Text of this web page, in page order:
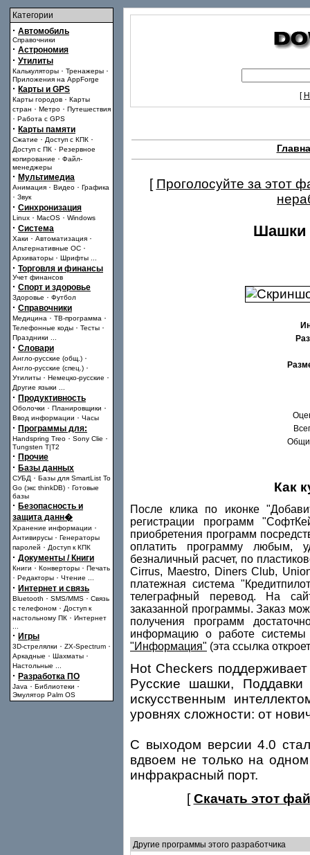
Категории
· Автомобиль
Справочники
· Астрономия
· Утилиты
Калькуляторы · Тренажеры ·
Приложения на AppForge
· Карты и GPS
Карты городов · Карты
стран · Метро · Путешествия
· Работа с GPS
· Карты памяти
Сжатие · Доступ с КПК ·
Доступ с ПК · Резервное
копирование · Файл-
менеджеры
· Мультимедиа
Анимация · Видео · Графика
· Звук
· Синхронизация
Linux · MacOS · Windows
· Система
Хаки · Автоматизация ·
Альтернативные ОС ·
Архиваторы · Шрифты
· Торговля и финансы
Учет финансов
· Спорт и здоровье
Здоровье · Футбол
· Справочники
Медицина · ТВ-программа ·
Телефонные коды · Тесты ·
Праздники
· Словари
Англо-русские (общ.) ·
Англо-русские (спец.) ·
Утилиты · Немецко-русские ·
Другие языки
· Продуктивность
Оболочки · Планировщики ·
Ввод информации · Часы
· Программы для:
Handspring Treo · Sony Clie ·
Tungsten T|T2
· Прочие
· Базы данных
СУБД · Базы для SmartList To
Go (экс thinkDB) · Готовые
базы
· Безопасность и
защита данн�
Хранение информации ·
Антивирусы · Генераторы
паролей · Доступ к КПК
· Документы / Книги
Книги · Конверторы · Печать
· Редакторы · Чтение
· Интернет и связь
Bluetooth · SMS/MMS · Связь
с телефоном · Доступ к
настольному ПК · Интернет
· Игры
3D-стрелялки · ZX-Spectrum ·
Аркадные · Шахматы ·
Настольные
· Разработка ПО
Java · Библиотеки ·
Эмулятор Palm OS
[
[ Проголосуйте за этот
Шашки
Как
После клика по иконке
регистрации программ
приобретения программ
оплатить программу любым,
безналичный расчет, по
Cirrus, Maestro, Diners Club,
платежная система
телеграфный перевод. На
заказанной программы. Заказ
получения программ
информацию о работе системы
"Информация" (эта ссылка
Hot Checkers
Русские шашки,
искусственным
уровнях сложности: от
C выходом версии 4.0
вдвоем не только на
инфракрасный порт.
[Скачать этот
Другие программы этого разработчика